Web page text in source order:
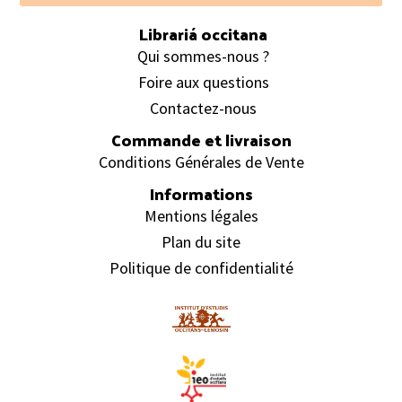
Librariá occitana
Qui sommes-nous ?
Foire aux questions
Contactez-nous
Commande et livraison
Conditions Générales de Vente
Informations
Mentions légales
Plan du site
Politique de confidentialité